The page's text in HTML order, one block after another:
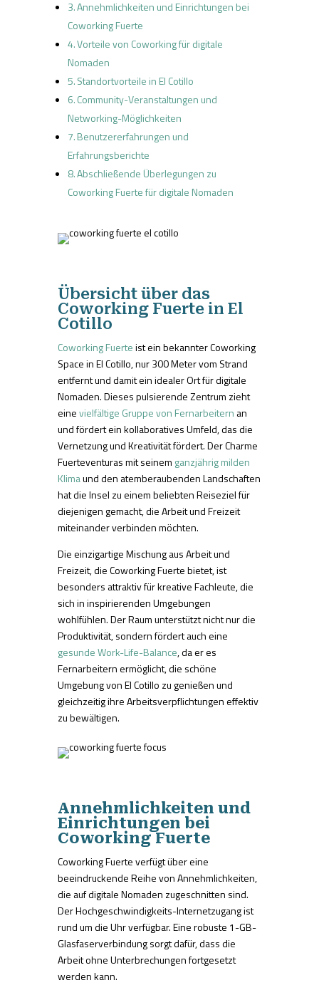
Annehmlichkeiten und Einrichtungen bei
Coworking Fuerte
Vorteile von Coworking für digitale
Nomaden
Standortvorteile in El Cotillo
Community-Veranstaltungen und
Networking-Möglichkeiten
Benutzererfahrungen und
Erfahrungsberichte
Abschließende Überlegungen zu
Coworking Fuerte für digitale Nomaden
Übersicht über das
Coworking Fuerte in El
Cotillo
Coworking Fuerteist ein bekannter Coworking
Space in El Cotillo, nur 300 Meter vom Strand
entfernt und damit ein idealer Ort für digitale
Nomaden. Dieses pulsierende Zentrum zieht
einevielfältige Gruppe von Fernarbeitern an
und fördert ein kollaboratives Umfeld, das die
Vernetzung und Kreativität fördert. Der Charme
Fuerteventuras mit seinem ganzjährig milden
Klimaund den atemberaubenden Landschaften
hat die Insel zu einem beliebten Reiseziel für
diejenigen gemacht, die Arbeit und Freizeit
miteinander verbinden möchten.
Die einzigartige Mischung aus Arbeit und
Freizeit, die Coworking Fuerte bietet, ist
besonders attraktiv für kreative Fachleute, die
sich in inspirierenden Umgebungen
wohlfühlen. Der Raum unterstützt nicht nur die
Produktivität, sondern fördert auch eine
gesunde Work-Life-Balance, da er es
Fernarbeitern ermöglicht, die schöne
Umgebung von El Cotillo zu genießen und
gleichzeitig ihre Arbeitsverpflichtungen effektiv
zu bewältigen.
Annehmlichkeiten und
Einrichtungen bei
Coworking Fuerte
Coworking Fuerte verfügt über eine
beeindruckende Reihe von Annehmlichkeiten,
die auf digitale Nomaden zugeschnitten sind.
Der Hochgeschwindigkeits-Internetzugang ist
rund um die Uhr verfügbar. Eine robuste 1-GB-
Glasfaserverbindung sorgt dafür, dass die
Arbeit ohne Unterbrechungen fortgesetzt
werden kann.